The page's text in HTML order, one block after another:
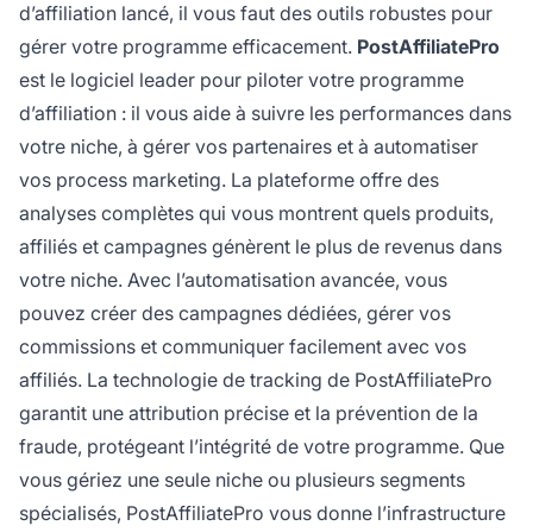
d’affiliation lancé, il vous faut des outils robustes pour
gérer votre programme efficacement. PostAffiliatePro
est le logiciel leader pour piloter votre programme
d’affiliation : il vous aide à suivre les performances dans
votre niche, à gérer vos partenaires et à automatiser
vos process marketing. La plateforme offre des
analyses complètes qui vous montrent quels produits,
affiliés et campagnes génèrent le plus de revenus dans
votre niche. Avec l’automatisation avancée, vous
pouvez créer des campagnes dédiées, gérer vos
commissions et communiquer facilement avec vos
affiliés. La technologie de tracking de PostAffiliatePro
garantit une attribution précise et la prévention de la
fraude, protégeant l’intégrité de votre programme. Que
vous gériez une seule niche ou plusieurs segments
spécialisés, PostAffiliatePro vous donne l’infrastructure